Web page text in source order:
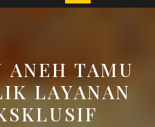
ANEH TAMU
LAYANAN